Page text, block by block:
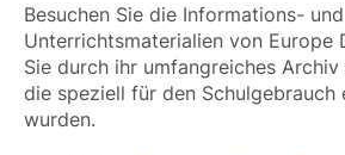
Besuchen Sie die Informations- und
Unterrichtsmaterialien von Europe
Sie durch ihr umfangreiches
die speziell für den Schulgebrauch
wurden.